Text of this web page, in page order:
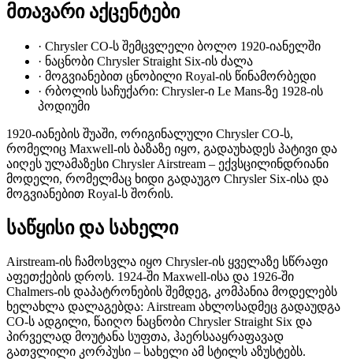
მთავარი აქცენტები
· Chrysler CO-ს შემცვლელი ბოლო 1920-იანელში
· ნაცნობი Chrysler Straight Six-ის ძალა
· მოგვიანებით ცნობილი Royal-ის წინამორბედი
· რბოლის საჩუქარი: Chrysler-ი Le Mans-ზე 1928-ის
პოდიუმი
1920-იანების შუაში, ორიგინალული Chrysler CO-ს,
რომელიც Maxwell-ის ბაზაზე იყო, გადაუხადეს პატივი და
აიღეს ულამაზესი Chrysler Airstream – ექვსცილინდრიანი
მოდელი, რომელმაც ხიდი გადაუგო Chrysler Six-ისა და
მოგვიანებით Royal-ს შორის.
საწყისი და სახელი
Airstream-ის ჩამოსვლა იყო Chrysler-ის ყველაზე სწრაფი
აფეთქების დროს. 1924-ში Maxwell-ისა და 1926-ში
Chalmers-ის დაპატრონების შემდეგ, კომპანია მოდელებს
ხელახლა დალაგებდა: Airstream ახლოსადმეც გადაუდგა
CO-ს ადგილი, წაიღო ნაცნობი Chrysler Straight Six და
პირველად მოუტანა სუფთა, ჰაერსააყრაფავად
გათვლილი კორპუსი – სახელი ამ სტილს აზუსტებს.